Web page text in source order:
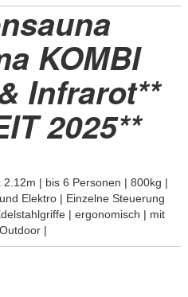
KOMBI
Infrarot**
2025**
| bis 6 Personen | 800kg |
Elektro | Einzelne Steuerung
| ergonomisch | mit
|